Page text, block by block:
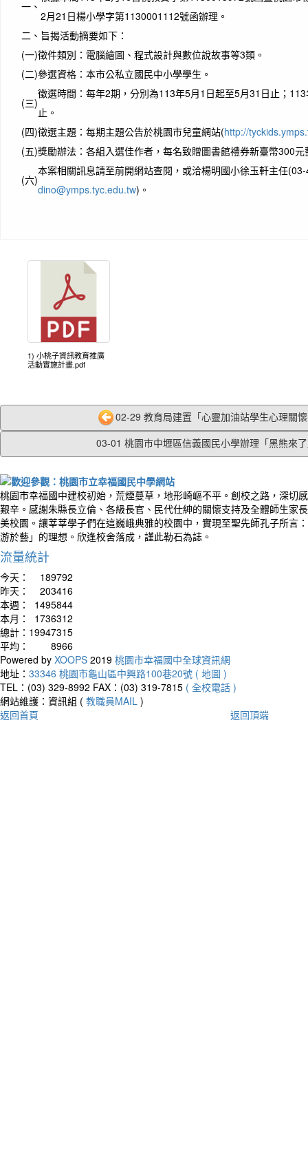
一、
2月21日楊小學字第1130001112號函辦理。
二、 旨揭活動摘要如下：
(一)徵件類別：電腦繪圖、程式設計與數位說故事等3類。
(二)參選資格：本市公私立國民中小學學生。
(三)
徵選時間：每年2期，分別為113年5月1日起至5月31日止；
止。
(四)徵選主題：每期主題公告於桃園市兒童網站(http://
(五)獎勵辦法：各組入選佳作者，每名致贈圖書館禮券新臺幣300元
(六)
本案相關訊息請至前開網站查閱，或洽楊明國小徐玉軒主任
dino@ymps.tyc.edu.tw)。
1) 小桃子資訊教育推廣
活動實施計畫.pdf
02-29 教育局建置「心靈加油站學生心理關
03-01 桃園市中壢區信義國民小學辦理「黑熊來
桃園市幸福國中建校初始，荒煙蔓草，地形崎嶇不平。創校之路，深切
艱辛。感謝朱縣長立倫、各級長官、民代仕紳的關懷支持及全體師生家
美校園。讓莘莘學子們在這巍峨典雅的校園中，實現至聖先師孔子所言
游於藝」的理想。欣逢校舍落成，謹此勒石為誌。
流量統計
今天：
189792
昨天：
203416
本週：
1495844
本月：
1736312
總計： 19947315
平均：
8966
Powered by XOOPS 2019 桃園市幸福國中全球資訊網
地址： 33346 桃園市龜山區中興路100巷20號 ( 地圖 )
TEL：(03) 329-8992 FAX：(03) 319-7815 ( 全校電話 )
網站維護：資訊組 ( 教職員MAIL )
返回首頁
返回頂端